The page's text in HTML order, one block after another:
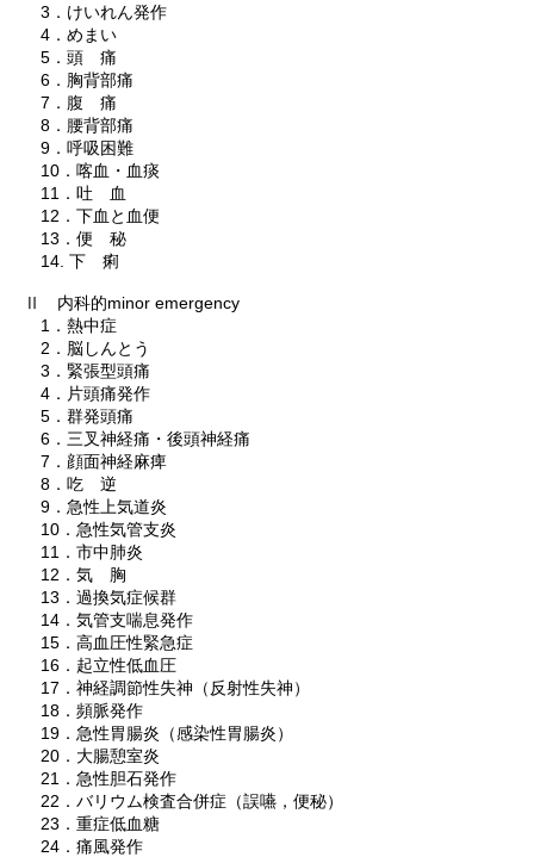
3．けいれん発作
4．めまい
5．頭 痛
6．胸背部痛
7．腹 痛
8．腰背部痛
9．呼吸困難
10．喀血・血痰
11．吐 血
12．下血と血便
13．便 秘
14. 下 痢
Ⅱ 内科的minor emergency
1．熱中症
2．脳しんとう
3．緊張型頭痛
4．片頭痛発作
5．群発頭痛
6．三叉神経痛・後頭神経痛
7．顔面神経麻痺
8．吃 逆
9．急性上気道炎
10．急性気管支炎
11．市中肺炎
12．気 胸
13．過換気症候群
14．気管支喘息発作
15．高血圧性緊急症
16．起立性低血圧
17．神経調節性失神（反射性失神）
18．頻脈発作
19．急性胃腸炎（感染性胃腸炎）
20．大腸憩室炎
21．急性胆石発作
22．バリウム検査合併症（誤嚥，便秘）
23．重症低血糖
24．痛風発作